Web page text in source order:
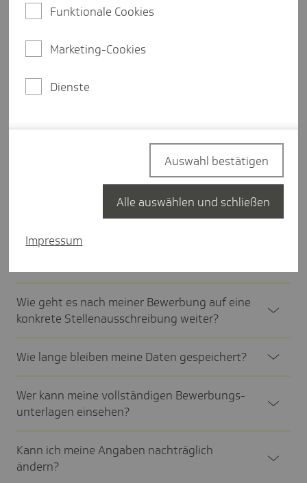
War diese Antwort hilf­reich?
Ja
Ausbil­dungs­platz aus?
Wie sieht der Bewer­bungs­­­pro­zess für ein
Wie geht es nach meiner Bewer­bung auf eine
konkrete Stel­len­aus­schrei­bung weiter?
Wie lange bleiben meine Daten gespei­chert?
Wer kann meine voll­stän­digen Bewer­bungs­
un­ter­lagen einse­hen?
Kann ich meine Angaben nach­träg­lich
ändern?
Funktionale Cookies
Marketing-Cookies
Dienste
Impressum
Auswahl bestätigen
Alle auswählen und schließen